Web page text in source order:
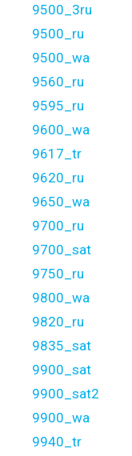
9500_3ru
9500_ru
9500_wa
9560_ru
9595_ru
9600_wa
9617_tr
9620_ru
9650_wa
9700_ru
9700_sat
9750_ru
9800_wa
9820_ru
9835_sat
9900_sat
9900_sat2
9900_wa
9940_tr